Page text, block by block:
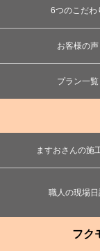
6つのこだわ
お客様の声
プラン一覧
ますおさんの施
職人の現場
フク